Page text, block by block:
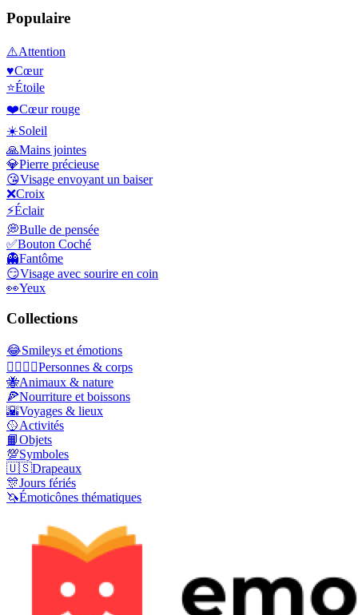
Populaire
⚠️Attention
♥️Cœur
⭐Étoile
❤️Cœur rouge
☀️Soleil
🙏Mains jointes
💎Pierre précieuse
😘Visage envoyant un baiser
❌Croix
⚡Éclair
💭Bulle de pensée
✅Bouton Coché
👻Fantôme
😏Visage avec sourire en coin
👀Yeux
Collections
😂Smileys et émotions
👩‍❤️‍💋‍👨Personnes & corps
🐝Animaux & nature
🍕Nourriture et boissons
🌇Voyages & lieux
🥎Activités
📙Objets
💯Symboles
🇺🇸Drapeaux
🎊Jours fériés
🦄Émoticônes thématiques